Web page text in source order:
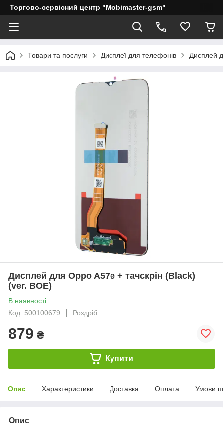
Торгово-сервісний центр "Mobimaster-gsm"
Товари та послуги Дисплеї для телефонів Дисплей
Дисплей для Oppo A57e + тачскрін (Black)
(ver. BOE)
В наявності
Код: 500100679
Роздріб
879 ₴
Купити
Опис Характеристики Доставка Оплата Умови
Опис